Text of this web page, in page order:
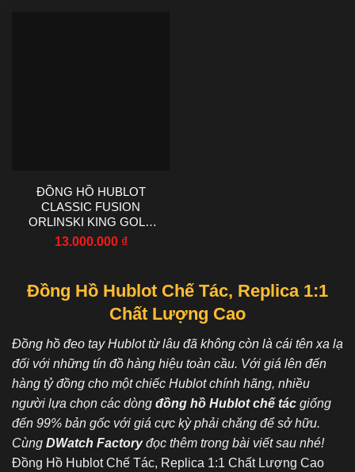
ĐỒNG HỒ HUBLOT
CLASSIC FUSION
ORLINSKI KING GOLD
REPLICA 11 MẶT SỐ
HB FACTORY 40MM
13.000.000 ₫
Đồng Hồ Hublot Chế Tác, Replica 1:1
Chất Lượng Cao
Đồng hồ đeo tay Hublot từ lâu đã không còn là cái tên xa lạ
đối với những tín đồ hàng hiệu toàn cầu. Với giá lên đến
hàng tỷ đồng cho một chiếc Hublot chính hãng, nhiều
người lựa chọn các dòng đồng hồ Hublot chế tác giống
đến 99% bản gốc với giá cực kỳ phải chăng để sở hữu.
Cùng DWatch Factoryđọc thêm trong bài viết sau nhé!
Đồng Hồ Hublot Chế Tác, Replica 1:1 Chất Lượng Cao